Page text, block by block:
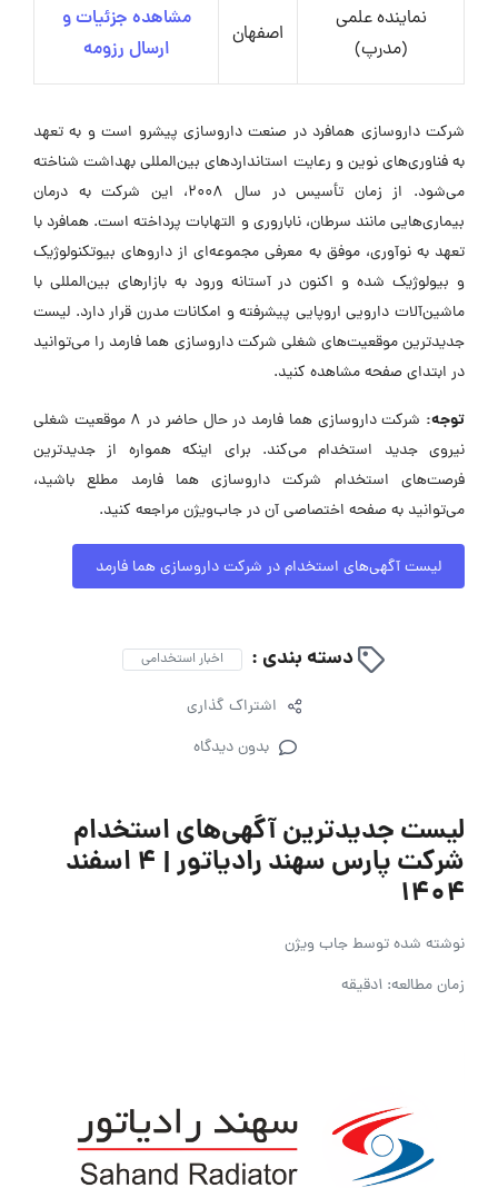
نماینده علمی
(مدرپ)
اصفهان
مشاهده جزئیات و
ارسال رزومه
شرکت داروسازی همافرد در صنعت داروسازی پیشرو است و به تعهد
به فناوری‌های نوین و رعایت استانداردهای بین‌المللی بهداشت شناخته
می‌شود. از زمان تأسیس در سال ۲۰۰۸، این شرکت به درمان
بیماری‌هایی مانند سرطان، ناباروری و التهابات پرداخته است. همافرد با
تعهد به نوآوری، موفق به معرفی مجموعه‌ای از داروهای بیوتکنولوژیک
و بیولوژیک شده و اکنون در آستانه ورود به بازارهای بین‌المللی با
ماشین‌آلات دارویی اروپایی پیشرفته و امکانات مدرن قرار دارد. لیست
جدیدترین موقعیت‌های شغلی شرکت داروسازی هما فارمد را می‌توانید
در ابتدای صفحه مشاهده کنید.
توجه:
شرکت داروسازی هما فارمد در حال حاضر در ۸ موقعیت شغلی
نیروی جدید استخدام می‌کند. برای اینکه همواره از جدیدترین
فرصت‌های استخدام شرکت داروسازی هما فارمد مطلع باشید،
می‌توانید به صفحه اختصاصی آن در جاب‌ویژن مراجعه کنید.
لیست آگهی‌های استخدام در شرکت داروسازی هما فارمد
دسته بندی : اخبار استخدامی
اشتراک گذاری
بدون دیدگاه
لیست جدیدترین آگهی‌های استخدام
شرکت پارس سهند رادیاتور | ۴ اسفند
۱۴۰۴
نوشته شده توسطجاب ویژن
زمان مطالعه: 1دقیقه